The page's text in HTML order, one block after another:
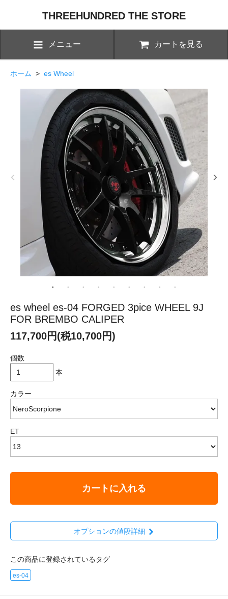
THREEHUNDRED THE STORE
メニュー カートを見る
ホーム > es Wheel
es wheel es-04 FORGED 3pice WHEEL 9J
FOR BREMBO CALIPER
117,700円(税10,700円)
個数
本
カラー
ET
カートに入れる
オプションの値段詳細
この商品に登録されているタグ
es-04